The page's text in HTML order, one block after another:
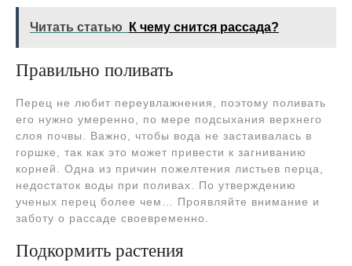
Читать статью К чему снится рассада?
Правильно поливать
Перец не любит переувлажнения, поэтому поливать
его нужно умеренно, по мере подсыхания верхнего
слоя почвы. Важно, чтобы вода не застаивалась в
горшке, так как это может привести к загниванию
корней. Одна из причин пожелтения листьев перца,
недостаток воды при поливах. По утверждению
ученых перец более чем… Проявляйте внимание и
заботу о рассаде своевременно.
Подкормить растения